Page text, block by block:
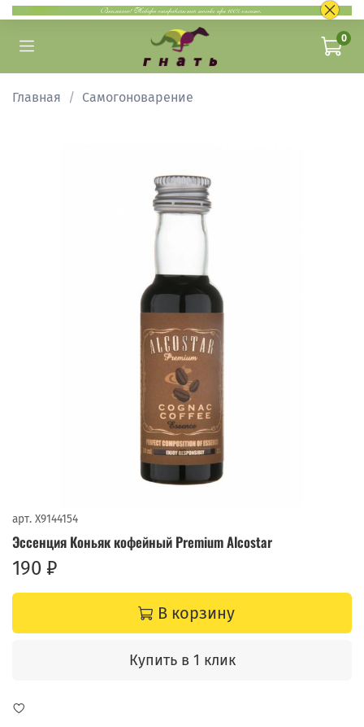
0
Главная Самогоноварение
арт. X9144154
Эссенция Коньяк кофейный Premium Alcostar
190 ₽
В корзину
Купить в 1 клик